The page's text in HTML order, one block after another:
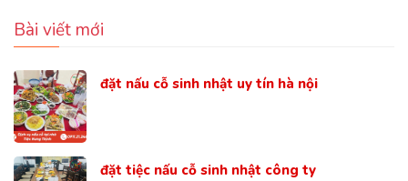
Bài viết mới
đặt nấu cỗ sinh nhật uy tín hà nội
đặt tiệc nấu cỗ sinh nhật công ty